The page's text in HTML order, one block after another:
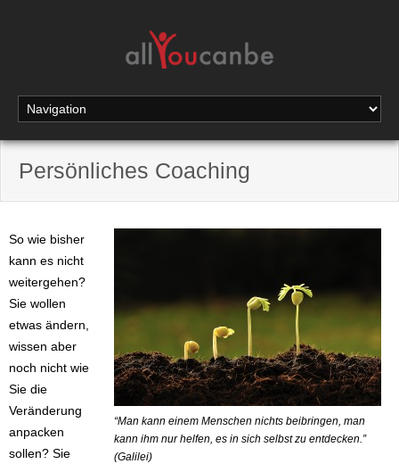
Persönliches Coaching
“Man kann einem Menschen nichts beibringen, man
kann ihm nur helfen, es in sich selbst zu entdecken.”
(Galilei)
So wie bisher
kann es nicht
weitergehen?
Sie wollen
etwas ändern,
wissen aber
noch nicht wie
Sie die
Veränderung
anpacken
sollen? Sie